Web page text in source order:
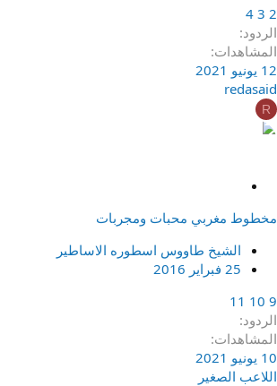
2
3
4
الردود
المشاهدات
12 يونيو 2021
redasaid
R
ب
ت
مخطوط مغربي محبات ومجربات
الشيخ طاووس اسطوره الاساطير
25 فبراير 2016
9
10
11
الردود
المشاهدات
10 يونيو 2021
اللاعب الصغير